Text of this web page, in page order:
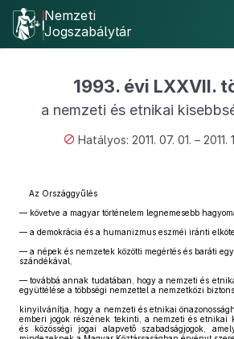
Nemzeti
Jogszabálytár
1993. évi LXXVII.
a nemzeti és etnikai
Hatályos: 2011. 07. 01. – 2011.
Az Országgyűlés
— követve a magyar történelem legnemesebb
— a demokrácia és a humanizmus eszméi iránti
— a népek és nemzetek közötti megértés és baráti
szándékával,
— továbbá annak tudatában, hogy a nemzeti és
együttélése a többségi nemzettel a nemzetközi
kinyilvánítja, hogy a nemzeti és etnikai
emberi jogok részének tekinti, a nemzeti és etnikai
és közösségi jogai alapvető szabadságjogok,